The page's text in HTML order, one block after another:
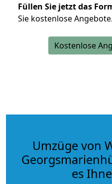
Füllen Sie jetzt das
Sie kostenlose Angebote.
Kostenlose
Umzüge von
es